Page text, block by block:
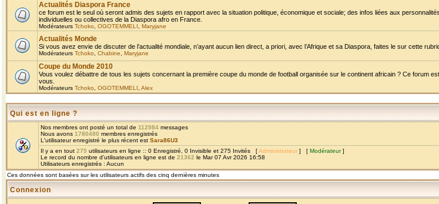
Actualités Diaspora France
ce forum est le seul où seront admis des sujets en rapport avec la situation politique, économique et sociale; des infos liées aux personnalités
individuelles ou collectives de la Diaspora afro en France.
Modérateurs Tchoko OGOTEMMELI Maryjane
Actualités Monde
Si vous avez envie de discuter de l’actualité mondiale, n’ayant aucun lien direct, a priori, avec l’Afrique et sa Diaspora, faites le sur cette
Modérateurs Tchoko Chabine Maryjane
Coupe du Monde 2010
Vous voulez débattre de tous les sujets concernant la première coupe du monde de football organisée sur le continent africain ? Ce forum
vous.
Modérateurs Tchoko OGOTEMMELI Alex
Qui est en ligne ?
Nos membres ont posté un total de 112984 messages
Nous avons 1780480 membres enregistrés
L'utilisateur enregistré le plus récent est Sara86U3
Il y a en tout 275 utilisateurs en ligne :: 0 Enregistré, 0 Invisible et 275 Invités [Administrateur ] [ Modérateur]
Le record du nombre d'utilisateurs en ligne est de 21362 le Mar 07 Avr 2026 16:58
Utilisateurs enregistrés : Aucun
Ces données sont basées sur les utilisateurs actifs des cinq dernières minutes
Connexion